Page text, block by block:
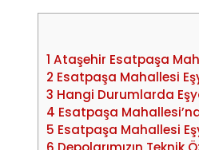
1 Ataşehir Esatpaşa
2 Esatpaşa Mahallesi
3 Hangi Durumlarda
4 Esatpaşa
5 Esatpaşa Mahallesi